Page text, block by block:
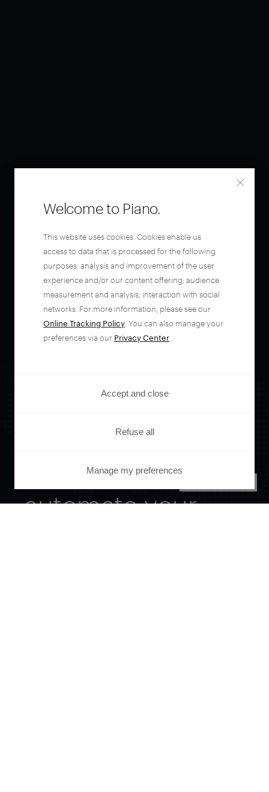
Orchestrate and
automate your
Welcome to Piano.
This website uses cookies. Cookies enable us
access to data that is processed for the following
purposes: analysis and improvement of the user
experience and/or our content offering; audience
measurement and analysis; interaction with social
networks. For more information, please see our
Online Tracking Policy . You can also manage your
preferences via our Privacy Center
Accept and close
Refuse all
Manage my preferences